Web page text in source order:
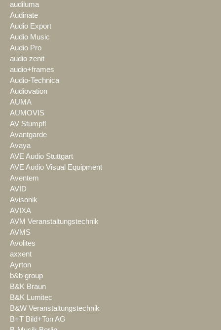
audiluma
Audinate
Audio Export
Audio Music
Audio Pro
audio zenit
audio+frames
Audio-Technica
Audiovation
AUMA
AUMOVIS
AV Stumpfl
Avantgarde
Avaya
AVE Audio Stuttgart
AVE Audio Visual Equipment
Aventem
AVID
Avisonik
AVIXA
AVM Veranstaltungstechnik
AVMS
Avolites
axxent
Ayrton
b&b group
B&K Braun
B&K Lumitec
B&W Veranstaltungstechnik
B+T Bild+Ton AG